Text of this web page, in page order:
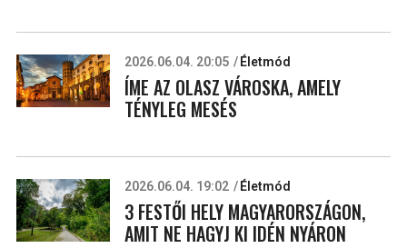
2026.06.04. 20:05 Életmód
ÍME AZ OLASZ VÁROSKA, AMELY
TÉNYLEG MESÉS
2026.06.04. 19:02 Életmód
3 FESTŐI HELY MAGYARORSZÁGON,
AMIT NE HAGYJ KI IDÉN NYÁRON